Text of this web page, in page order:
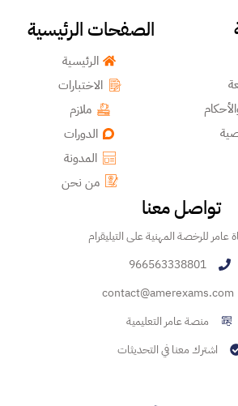
تواصل معنا
عامر للرخصة المهنية على التيليقرام
966563338801
contact@amerexams.com
منصة عامر التعليمية
اشترك معنا في التحديثات
الصفحات الرئيسية
الرئيسية
الاختبارات
ملازم
الدورات
المدونة
من نحن